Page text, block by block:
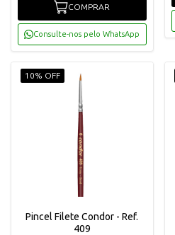
COMPRAR
Consulte-nos pelo WhatsApp
10% OFF
Pincel Filete Condor - Ref.
409